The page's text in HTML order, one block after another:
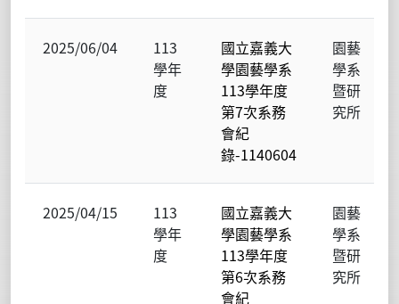
2025/06/04
113
學年
度
國立嘉義大
學園藝學系
113學年度
第7次系務
會紀
錄-1140604
園藝
學系
暨研
究所
2025/04/15
113
學年
度
國立嘉義大
學園藝學系
113學年度
第6次系務
會紀
園藝
學系
暨研
究所